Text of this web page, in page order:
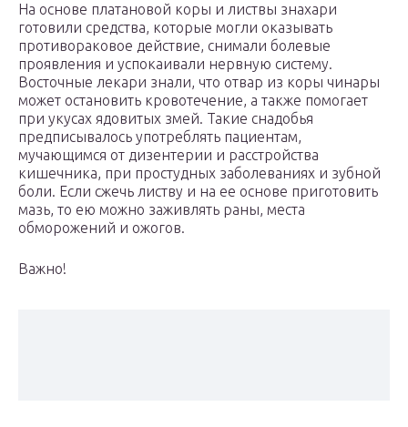
На основе платановой коры и листвы знахари
готовили средства, которые могли оказывать
противораковое действие, снимали болевые
проявления и успокаивали нервную систему.
Восточные лекари знали, что отвар из коры чинары
может остановить кровотечение, а также помогает
при укусах ядовитых змей. Такие снадобья
предписывалось употреблять пациентам,
мучающимся от дизентерии и расстройства
кишечника, при простудных заболеваниях и зубной
боли. Если сжечь листву и на ее основе приготовить
мазь, то ею можно заживлять раны, места
обморожений и ожогов.
Важно!